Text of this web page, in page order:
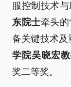
服控制技术与
东院士牵头的
备关键技术及
学院吴晓宏
奖二等奖。